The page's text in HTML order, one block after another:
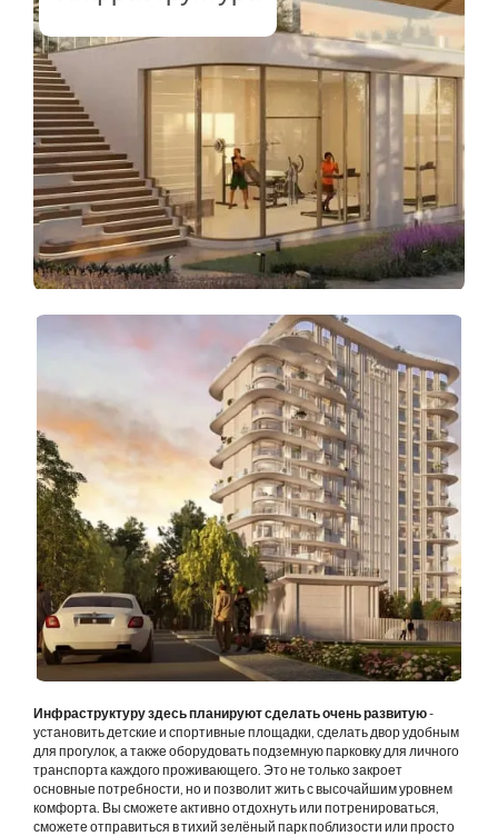
Инфраструктуру здесь планируют сделать очень развитую-
установить детские и спортивные площадки, сделать двор удобным
для прогулок, а также оборудовать подземную парковку для личного
транспорта каждого проживающего. Это не только закроет
основные потребности, но и позволит жить с высочайшим уровнем
комфорта. Вы сможете активно отдохнуть или потренироваться,
сможете отправиться в тихий зелёный парк поблизости или просто